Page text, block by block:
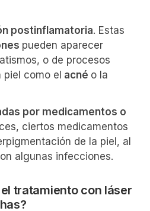
postinflamatoria. Estas
pueden aparecer
o de procesos
como el acné o la
por medicamentos o
ciertos medicamentos
de la piel, al
algunas infecciones.
tratamiento con láser